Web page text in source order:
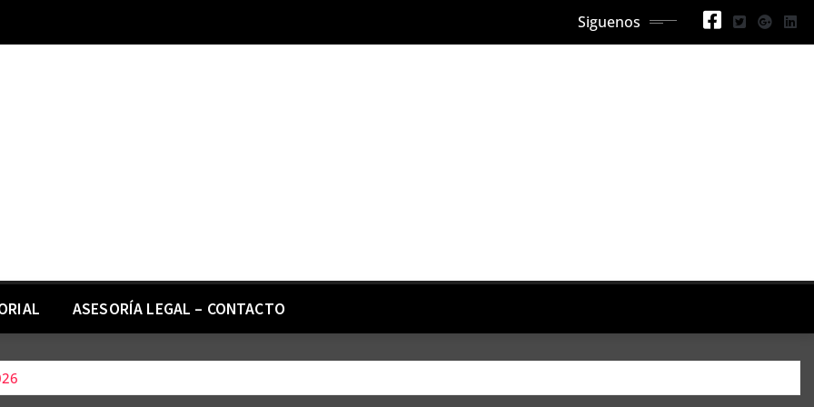
Siguenos
ASESORÍA LEGAL – CONTACTO